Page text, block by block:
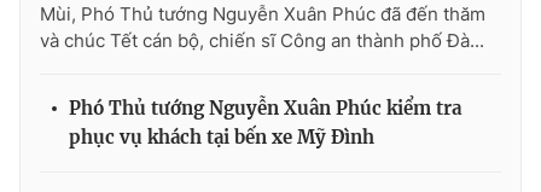
Video Shorts video
VTV Thể thao
Mùi, Phó Thủ tướng Nguyễn Xuân Phúc đã đến thăm
và chúc Tết cán bộ, chiến sĩ Công an thành phố Đà...
Phó Thủ tướng Nguyễn Xuân Phúc kiểm tra
phục vụ khách tại bến xe Mỹ Đình